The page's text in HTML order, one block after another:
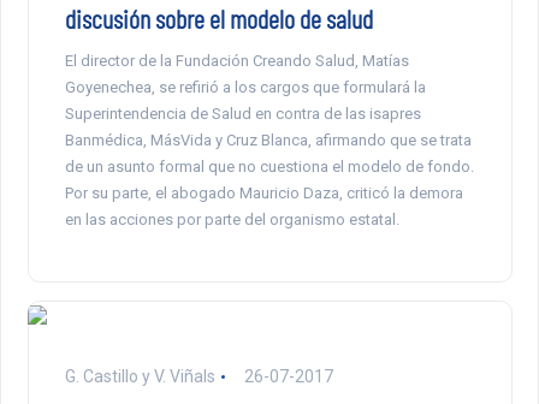
discusión sobre el modelo de salud
El director de la Fundación Creando Salud, Matías
Goyenechea, se refirió a los cargos que formulará la
Superintendencia de Salud en contra de las isapres
Banmédica, MásVida y Cruz Blanca, afirmando que se trata
de un asunto formal que no cuestiona el modelo de fondo.
Por su parte, el abogado Mauricio Daza, criticó la demora
en las acciones por parte del organismo estatal.
G. Castillo y V. Viñals 26-07-2017